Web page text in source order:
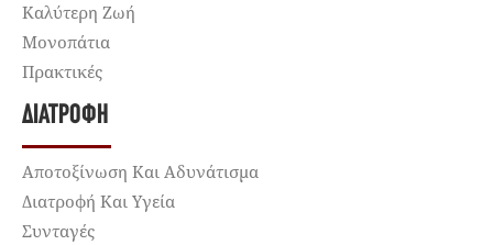
Καλύτερη Ζωή
Μονοπάτια
Πρακτικές
ΔΙΑΤΡΟΦΉ
Αποτοξίνωση Και Αδυνάτισμα
Διατροφή Και Υγεία
Συνταγές